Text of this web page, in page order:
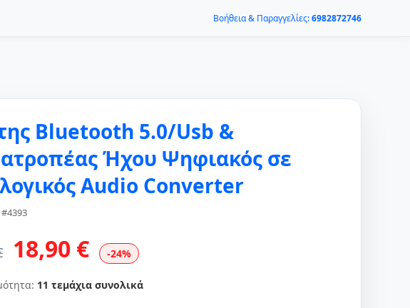
Βοήθεια & Παραγγελίες:6982872746
Bluetooth 5.0/Usb &
Ήχου Ψηφιακός σε
Audio Converter
18,90 € -24%
11 τεμάχια συνολικά